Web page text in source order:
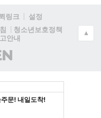
링크
설정
청소년보호정책
안내
▲